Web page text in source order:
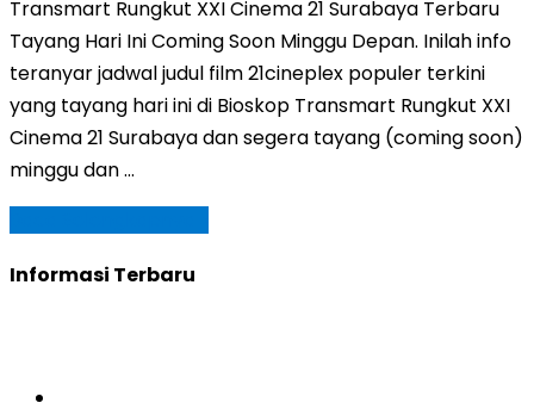
Transmart Rungkut XXI Cinema 21 Surabaya Terbaru
Tayang Hari Ini Coming Soon Minggu Depan. Inilah info
teranyar jadwal judul film 21cineplex populer terkini
yang tayang hari ini di Bioskop Transmart Rungkut XXI
Cinema 21 Surabaya dan segera tayang (coming soon)
minggu dan …
Informasi Terbaru